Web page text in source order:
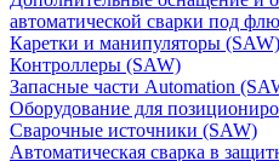
автоматической сварки под
Каретки и манипуляторы (SAW)
Контроллеры (SAW)
Запасные части Automation
Оборудование для
Сварочные источники (SAW)
Автоматическая сварка в